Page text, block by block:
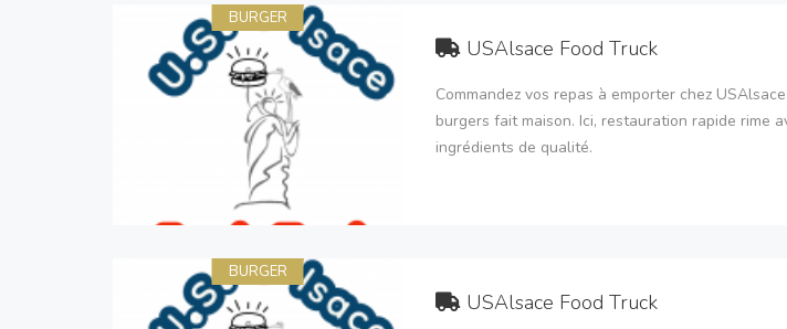
BURGER
USAlsace Food Truck
Commandez vos repas à emporter chez
burgers fait maison. Ici, restauration rapide rime
ingrédients de qualité.
BURGER
USAlsace Food Truck